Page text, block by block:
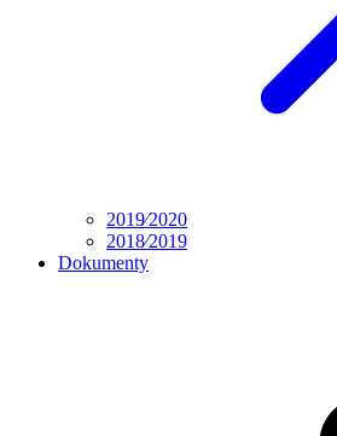
2019⁄2020
2018⁄2019
Dokumenty